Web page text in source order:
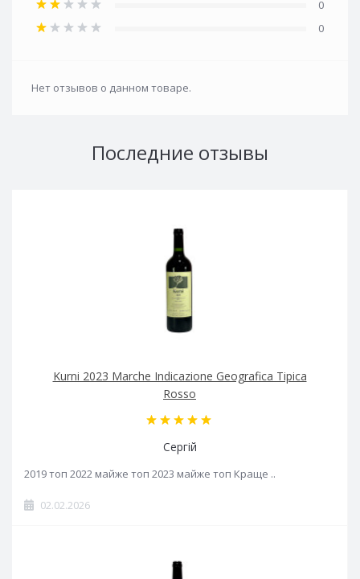
0
0
Нет отзывов о данном товаре.
Последние отзывы
Kurni 2023 Marche Indicazione Geografica Tipica
Rosso
Сергій
2019 топ 2022 майже топ 2023 майже топ Краще ..
02.02.2026